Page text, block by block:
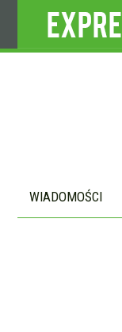
WIADOMOŚCI